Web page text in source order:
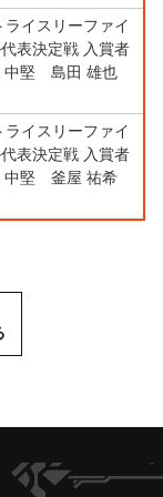
イスリーファイ
表決定戦 入賞者
中堅 島田 雄也
イスリーファイ
表決定戦 入賞者
中堅 釜屋 祐希
ヴァンガードch